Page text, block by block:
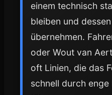
einem technisch
bleiben und
übernehmen.
oder Wout van
oft Linien, die das
schnell durch